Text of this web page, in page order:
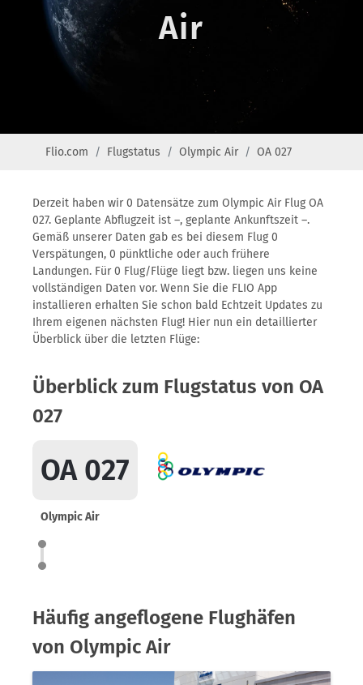
Air
Flio.com Flugstatus Olympic Air OA 027
Derzeit haben wir 0 Datensätze zum Olympic Air Flug OA
027. Geplante Abflugzeit ist –, geplante Ankunftszeit –.
Gemäß unserer Daten gab es bei diesem Flug 0
Verspätungen, 0 pünktliche oder auch frühere
Landungen. Für 0 Flug/Flüge liegt bzw. liegen uns keine
vollständigen Daten vor. Wenn Sie die FLIO App
installieren erhalten Sie schon bald Echtzeit Updates zu
Ihrem eigenen nächsten Flug! Hier nun ein detaillierter
Überblick über die letzten Flüge:
Überblick zum Flugstatus von OA
027
OA 027
Olympic Air
Häufig angeflogene Flughäfen
von Olympic Air